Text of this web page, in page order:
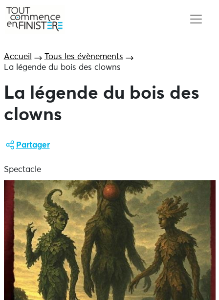
Accueil
Tous les évènements
La légende du bois des clowns
La légende du bois des
clowns
Partager
Spectacle